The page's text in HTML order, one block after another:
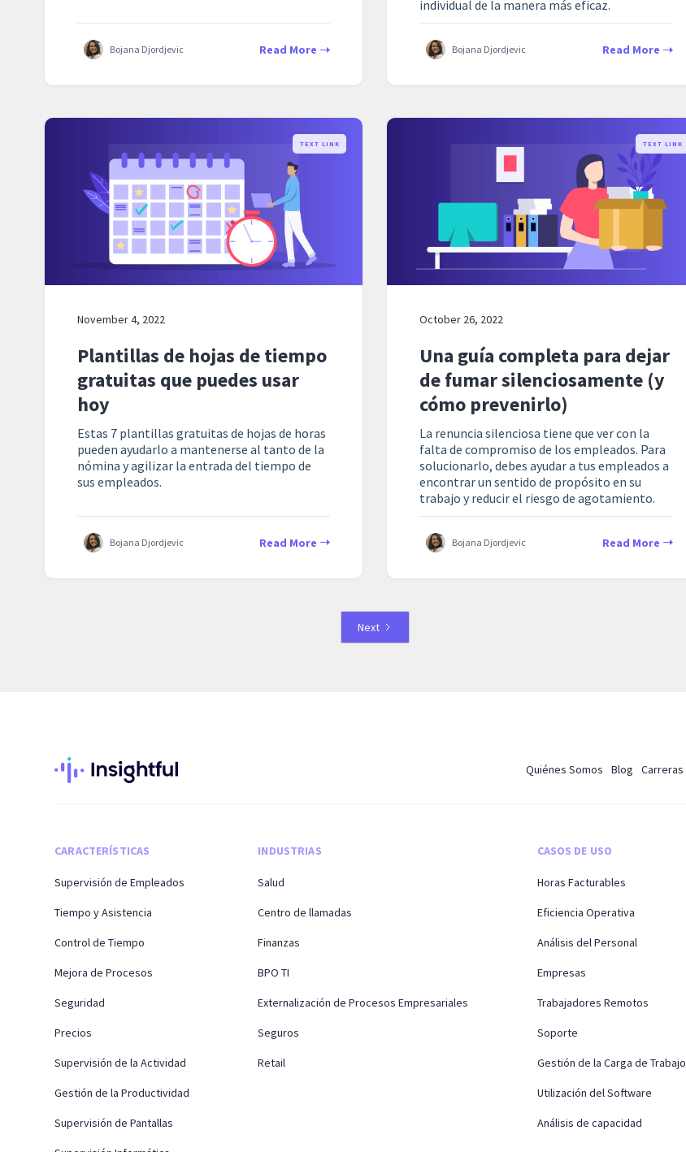
Bojana Djordjevic Read More
individual de la manera más eficaz.
Bojana Djordjevic Read More
TEXT LINK
November 4, 2022
Plantillas de hojas de tiempo
gratuitas que puedes usar
hoy
Estas 7 plantillas gratuitas de hojas de horas
pueden ayudarlo a mantenerse al tanto de la
nómina y agilizar la entrada del tiempo de
sus empleados.
Bojana Djordjevic Read More
TEXT LINK
October 26, 2022
Una guía completa para dejar
de fumar silenciosamente (y
cómo prevenirlo)
La renuncia silenciosa tiene que ver con la
falta de compromiso de los empleados. Para
solucionarlo, debes ayudar a tus empleados a
encontrar un sentido de propósito en su
trabajo y reducir el riesgo de agotamiento.
Bojana Djordjevic Read More
Next
Quiénes Somos Blog Carreras
CARACTERÍSTICAS
Supervisión de Empleados
Tiempo y Asistencia
Control de Tiempo
Mejora de Procesos
Seguridad
Precios
Supervisión de la Actividad
Gestión de la Productividad
Supervisión de Pantallas
INDUSTRIAS
Salud
Centro de llamadas
Finanzas
BPO TI
Externalización de Procesos Empresariales
Seguros
Retail
CASOS DE USO
Horas Facturables
Eficiencia Operativa
Análisis del Personal
Empresas
Trabajadores Remotos
Soporte
Gestión de la Carga de Trabajo
Utilización del Software
Análisis de capacidad